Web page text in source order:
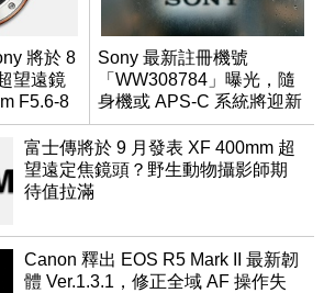
將於 8
望遠鏡
F5.6-8
Sony 最新註冊機號
「WW308784」曝光，隨
身機或 APS-C 系統將迎新
成員？
富士傳將於 9 月發表 XF 400mm 超
望遠定焦鏡頭？野生動物攝影師期
待值拉滿
Canon 釋出 EOS R5 Mark II 最新韌
體 Ver.1.3.1，修正全域 AF 操作失